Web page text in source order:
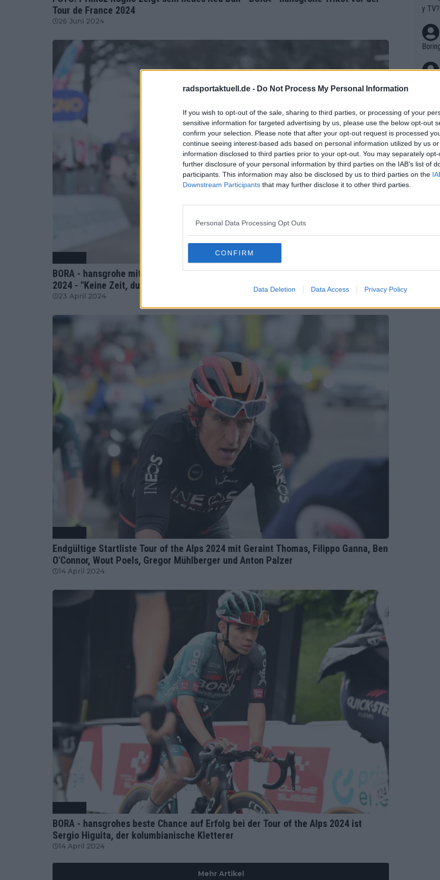
radsportaktuell.de - Do Not Process My Personal Information
If you wish to opt-out of the sale, sharing to third parties, or processing of your
sensitive information for targeted advertising by us, please use the below opt-out
confirm your selection. Please note that after your opt-out request is processed
continue seeing interest-based ads based on personal information utilized by us
information disclosed to third parties prior to your opt-out. You may separately
further disclosure of your personal information by third parties on the IAB’s list of
participants. This information may also be disclosed by us to third parties on the
Downstream Participants that may further disclose it to other third parties.
Personal Data Processing Opt Outs
CONFIRM
Data Deletion Data Access Privacy Policy
Tour de France 2024
26 Juni 2024
BORA - hansgrohe mit Hindley, Vlasov, Palzer und Gamper zur Tour de Romandie
2024 - "Keine Zeit, durchzuatmen"
23 April 2024
Endgültige Startliste Tour of the Alps 2024 mit Geraint Thomas, Filippo Ganna, Ben
O'Connor, Wout Poels, Gregor Mühlberger und Anton Palzer
14 April 2024
BORA - hansgrohes beste Chance auf Erfolg bei der Tour of the Alps 2024 ist
Sergio Higuita, der kolumbianische Kletterer
14 April 2024
Mehr Artikel
st
zte
ng
Die
pe
y TV?
Ich
en.
Es
wo
wie